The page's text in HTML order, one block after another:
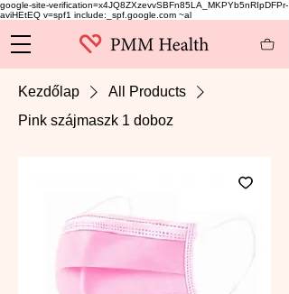
google-site-verification=x4JQ8ZXzevvSBFn85LA_MKPYb5nRIpDFPr-
aviHEtEQ v=spf1 include:_spf.google.com ~al
Kezdőlap
All Products
Pink szájmaszk 1 doboz